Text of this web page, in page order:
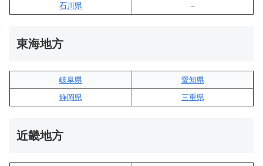
石川県
–
東海地方
岐阜県
愛知県
静岡県
三重県
近畿地方